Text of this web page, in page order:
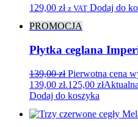
129,00 zł z VAT Dodaj do
PROMOCJA
Płytka ceglana
139,00zł Pierwotna cena
139,00 zł.125,00 zł
Dodaj do koszyka